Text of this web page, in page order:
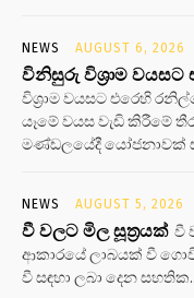
NEWS AUGUST 6, 2026
විනිසුරු විශ්‍රාම
විශ්‍රාම වයසට එරෙහි
යෑමේ වයස වැඩි කිරීමේ
මණ්ඩලයේදී යෝජනාවක්
NEWS AUGUST 5, 2026
වී වලට මිල සූත්‍රයක් වී
ආකාරයේ ලාබයක් වී
වී සඳහා ලබා දෙන